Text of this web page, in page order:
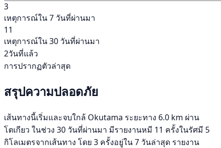
3
เหตุการณ์ใน 7 วันที่ผ่านมา
11
เหตุการณ์ใน 30 วันที่ผ่านมา
2วันที่แล้ว
การปรากฏตัวล่าสุด
สรุปความปลอดภัย
เส้นทางนี้เริ่มและจบใกล้ Okutama ระยะทาง 6.0 km ผ่าน
โตเกียว ในช่วง 30 วันที่ผ่านมา มีรายงานหมี 11 ครั้งในรัศมี 5
กิโลเมตรจากเส้นทาง โดย 3 ครั้งอยู่ใน 7 วันล่าสุด รายงาน